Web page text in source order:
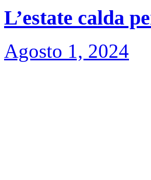
L’estate calda
Agosto 1, 2024